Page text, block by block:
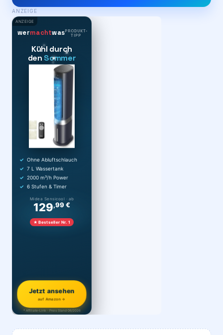
ANZEIGE
ANZEIGE
wermachtwasPRODUKT-
TIPP
Kühl durch
den Sommer
Ohne Abluftschlauch
7 L Wassertank
2000 m³/h Power
6 Stufen & Timer
Midea Sensicool · ab
129,99 €
★ Bestseller Nr. 1
Jetzt ansehen
auf Amazon →
* Affiliate-Link · Preis Stand 06/2026